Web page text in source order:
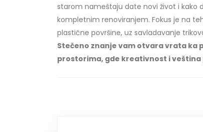
starom nameštaju date novi život i kako
kompletnim renoviranjem. Fokus je na
plastične površine, uz savladavanje
Stečeno znanje vam otvara vrata
prostorima, gde kreativnost i veština